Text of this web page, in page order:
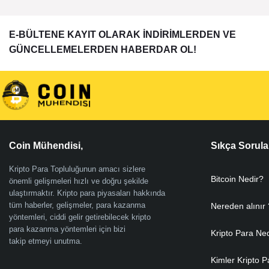
E-BÜLTENE KAYIT OLARAK İNDİRİMLERDEN VE
GÜNCELLEMELERDEN HABERDAR OL!
Coin Mühendisi,
Kripto Para Topluluğunun amacı sizlere
önemli gelişmeleri hızlı ve doğru şekilde
ulaştırmaktır. Kripto para piyasaları hakkında
tüm haberler, gelişmeler, para kazanma
yöntemleri, ciddi gelir getirebilecek kripto
para kazanma yöntemleri için bizi
takip etmeyi unutma.
Sıkça
Bitcoin Nedir?
Nereden alınır
Kripto Para
Kimler Kripto